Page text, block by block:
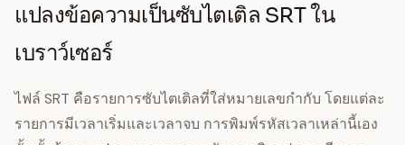
แปลงข้อความเป็นซับไตเติล SRT ใน
เบราว์เซอร์
ไฟล์ SRT คือรายการซับไตเติลที่ใส่หมายเลขกำกับ โดยแต่ละ
รายการมีเวลาเริ่มและเวลาจบ การพิมพ์รหัสเวลาเหล่านี้เอง